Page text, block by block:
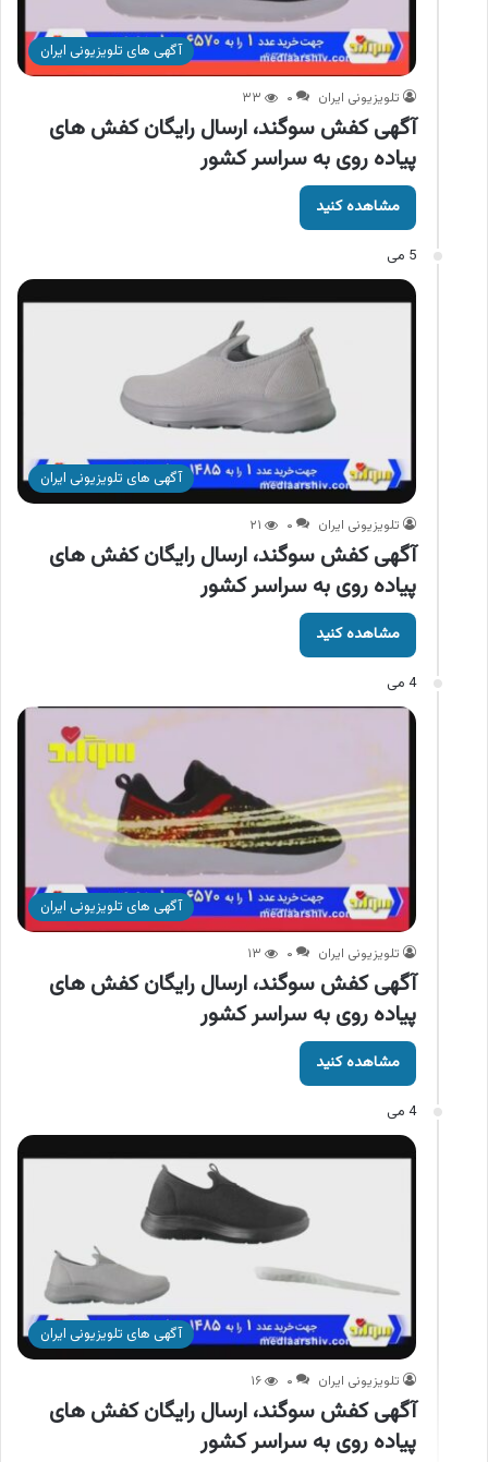
آگهی های تلویزیونی ایران
تلویزیونی ایران ۰ ۳۳
آگهی کفش سوگند، ارسال رایگان کفش های
پیاده روی به سراسر کشور
مشاهده کنید
5 می
آگهی های تلویزیونی ایران
تلویزیونی ایران ۰ ۲۱
آگهی کفش سوگند، ارسال رایگان کفش های
پیاده روی به سراسر کشور
مشاهده کنید
4 می
آگهی های تلویزیونی ایران
تلویزیونی ایران ۰ ۱۳
آگهی کفش سوگند، ارسال رایگان کفش های
پیاده روی به سراسر کشور
مشاهده کنید
4 می
آگهی های تلویزیونی ایران
تلویزیونی ایران ۰ ۱۶
آگهی کفش سوگند، ارسال رایگان کفش های
پیاده روی به سراسر کشور